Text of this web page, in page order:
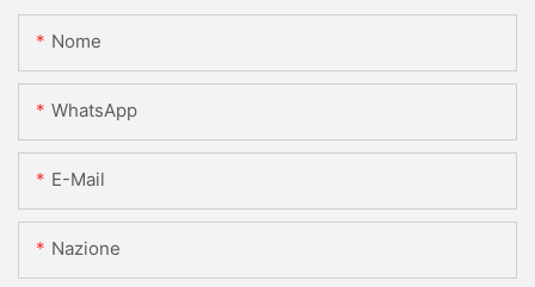
Nome
WhatsApp
E-Mail
Nazione